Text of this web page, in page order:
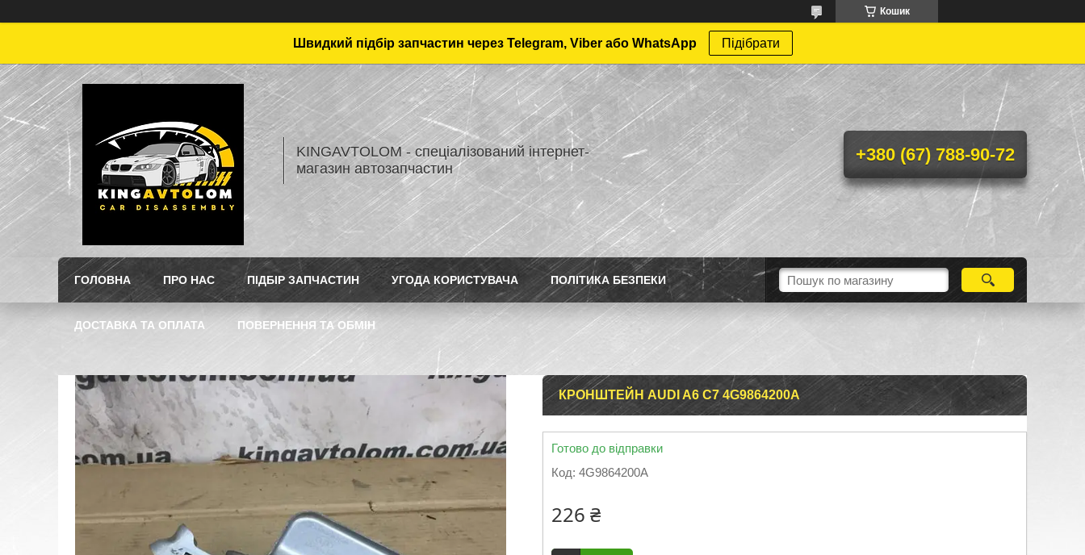
Кошик
Швидкий підбір запчастин через Telegram, Viber або WhatsApp Підібрати
KINGAVTOLOM - спеціалізований інтернет-
магазин автозапчастин
+380 (67) 788-90-72
ГОЛОВНА ПРО НАС ПІДБІР ЗАПЧАСТИН УГОДА КОРИСТУВАЧА ПОЛІТИКА БЕЗПЕКИ
ДОСТАВКА ТА ОПЛАТА ПОВЕРНЕННЯ ТА ОБМІН
КРОНШТЕЙН AUDI A6 C7 4G9864200A
Готово до відправки
Код: 4G9864200A
226 ₴